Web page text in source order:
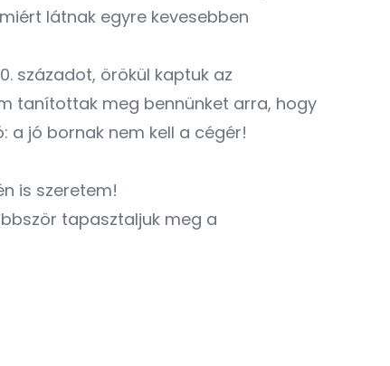
látnak egyre kevesebben
századot, örökül kaptuk az
tanítottak meg bennünket arra, hogy
a jó bornak nem kell a cégér!
is szeretem!
tapasztaljuk meg a